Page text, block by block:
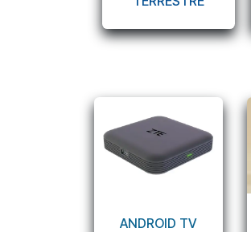
ANDROID T​V